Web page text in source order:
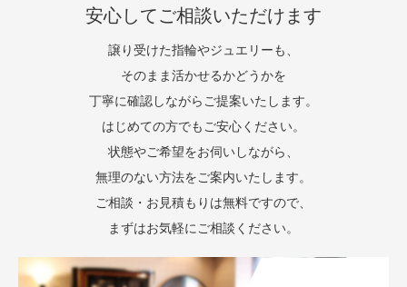
安心してご相談いただけます
譲り受けた指輪やジュエリーも、
そのまま活かせるかどうかを
丁寧に確認しながらご提案いたします。
はじめての方でもご安心ください。
状態やご希望をお伺いしながら、
無理のない方法をご案内いたします。
ご相談・お見積もりは無料ですので、
まずはお気軽にご相談ください。